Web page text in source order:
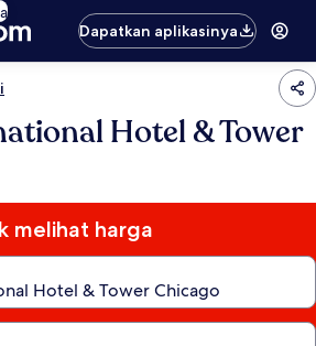
Dapatkan aplikasinya
Hotel & Tower
melihat harga